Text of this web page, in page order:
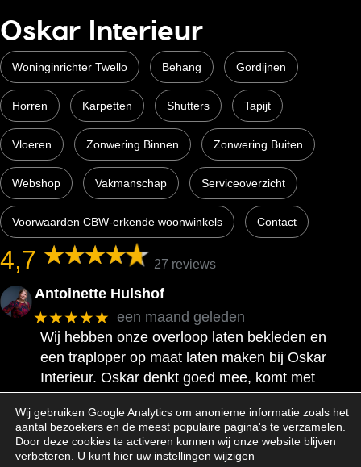
Oskar Interieur
Woninginrichter Twello Behang Gordijnen
Horren Karpetten Shutters Tapijt
Vloeren Zonwering Binnen Zonwering Buiten
Webshop Vakmanschap Serviceoverzicht
Voorwaarden CBW-erkende woonwinkels Contact
4,7 27 reviews
Antoinette Hulshof
★★★★★ een maand geleden
Wij hebben onze overloop laten bekleden en
een traploper op maat laten maken bij Oskar
Interieur. Oskar denkt goed mee, komt met
tips en voorstellen en communiceert prettig en
snel. Wij zijn heel tevreden met het resultaat!
Wij gebruiken Google Analytics om anonieme informatie zoals het
aantal bezoekers en de meest populaire pagina's te verzamelen.
Door deze cookies te activeren kunnen wij onze website blijven
verbeteren. U kunt hier uw instellingen wijzigen